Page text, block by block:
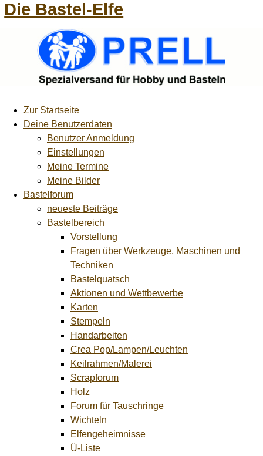
Die Bastel-Elfe
Zur Startseite
Deine Benutzerdaten
Benutzer Anmeldung
Einstellungen
Meine Termine
Meine Bilder
Bastelforum
neueste Beiträge
Bastelbereich
Vorstellung
Fragen über Werkzeuge, Maschinen und
Techniken
Bastelquatsch
Aktionen und Wettbewerbe
Karten
Stempeln
Handarbeiten
Crea Pop/Lampen/Leuchten
Keilrahmen/Malerei
Scrapforum
Holz
Forum für Tauschringe
Wichteln
Elfengeheimnisse
Ü-Liste